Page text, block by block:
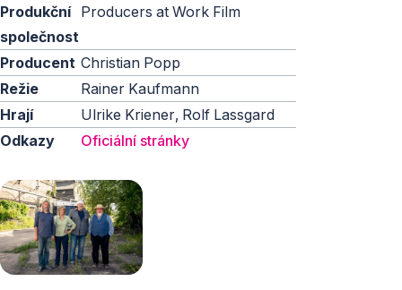
Produkční
společnost
Producers at Work Film
Producent Christian Popp
Režie
Rainer Kaufmann
Hrají
Ulrike Kriener, Rolf Lassgard
Odkazy
Oficiální stránky